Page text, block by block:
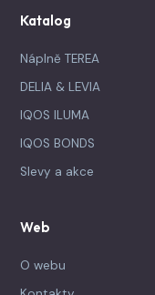
Katalog
Náplně TEREA
DELIA & LEVIA
IQOS ILUMA
IQOS BONDS
Slevy a akce
Web
O webu